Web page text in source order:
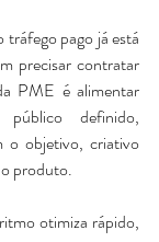
tráfego pago já está
precisar contratar
PME é alimentar
definido,
o objetivo, criativo
produto.
otimiza rápido,